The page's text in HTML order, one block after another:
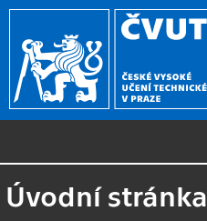
Úvodní stránka